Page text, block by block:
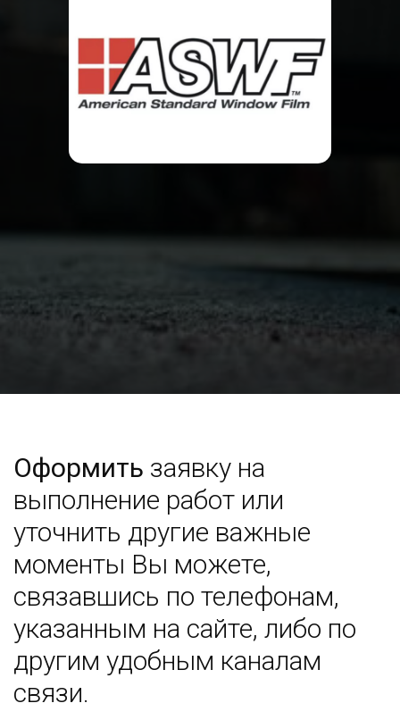
Оформить заявку на
выполнение работ или
уточнить другие важные
моменты Вы можете,
связавшись по телефонам,
указанным на сайте, либо по
другим удобным каналам
связи.